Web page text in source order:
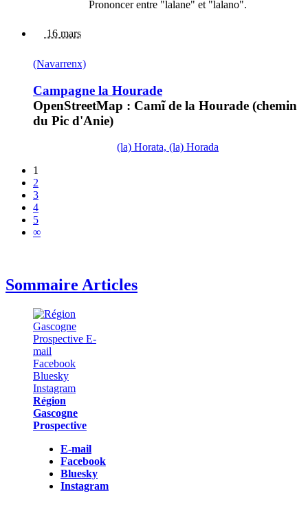
Prononcer entre "lalane" et "lalano".
16 mars
(Navarrenx)
Campagne la Hourade
OpenStreetMap : Camĩ de la Hourade (chemin
du Pic d'Anie)
(la) Horata, (la) Horada
1
2
3
4
5
∞
Sommaire Articles
Région
Gascogne
Prospective
E-mail
Facebook
Bluesky
Instagram